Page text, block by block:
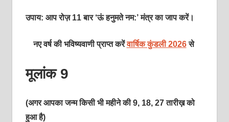
उपाय: आप रोज़ 11 बार ‘ऊं हनुमते नम:’ मंत्र का जाप करें।
नए वर्ष की भविष्यवाणी प्राप्त करेंवार्षिक कुंडली 2026से
मूलांक 9
(अगर आपका जन्म किसी भी महीने की 9, 18, 27 तारीख़ को
हुआ है)